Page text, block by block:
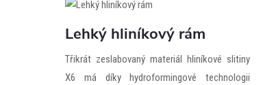
Lehký hliníkový rám
Třikrát zeslabovaný materiál hliníkové slitiny
X6 má díky hydroformingové technologii